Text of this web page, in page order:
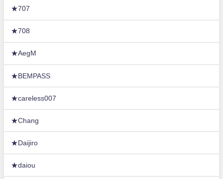
★707
★708
★AegM
★BEMPASS
★careless007
★Chang
★Daijiro
★daiou